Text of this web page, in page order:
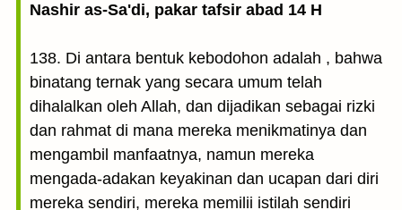
Nashir as-Sa'di, pakar tafsir abad 14 H
138. Di antara bentuk kebodohon adalah , bahwa
binatang ternak yang secara umum telah
dihalalkan oleh Allah, dan dijadikan sebagai rizki
dan rahmat di mana mereka menikmatinya dan
mengambil manfaatnya, namun mereka
mengada-adakan keyakinan dan ucapan dari diri
mereka sendiri, mereka memilii istilah sendiri